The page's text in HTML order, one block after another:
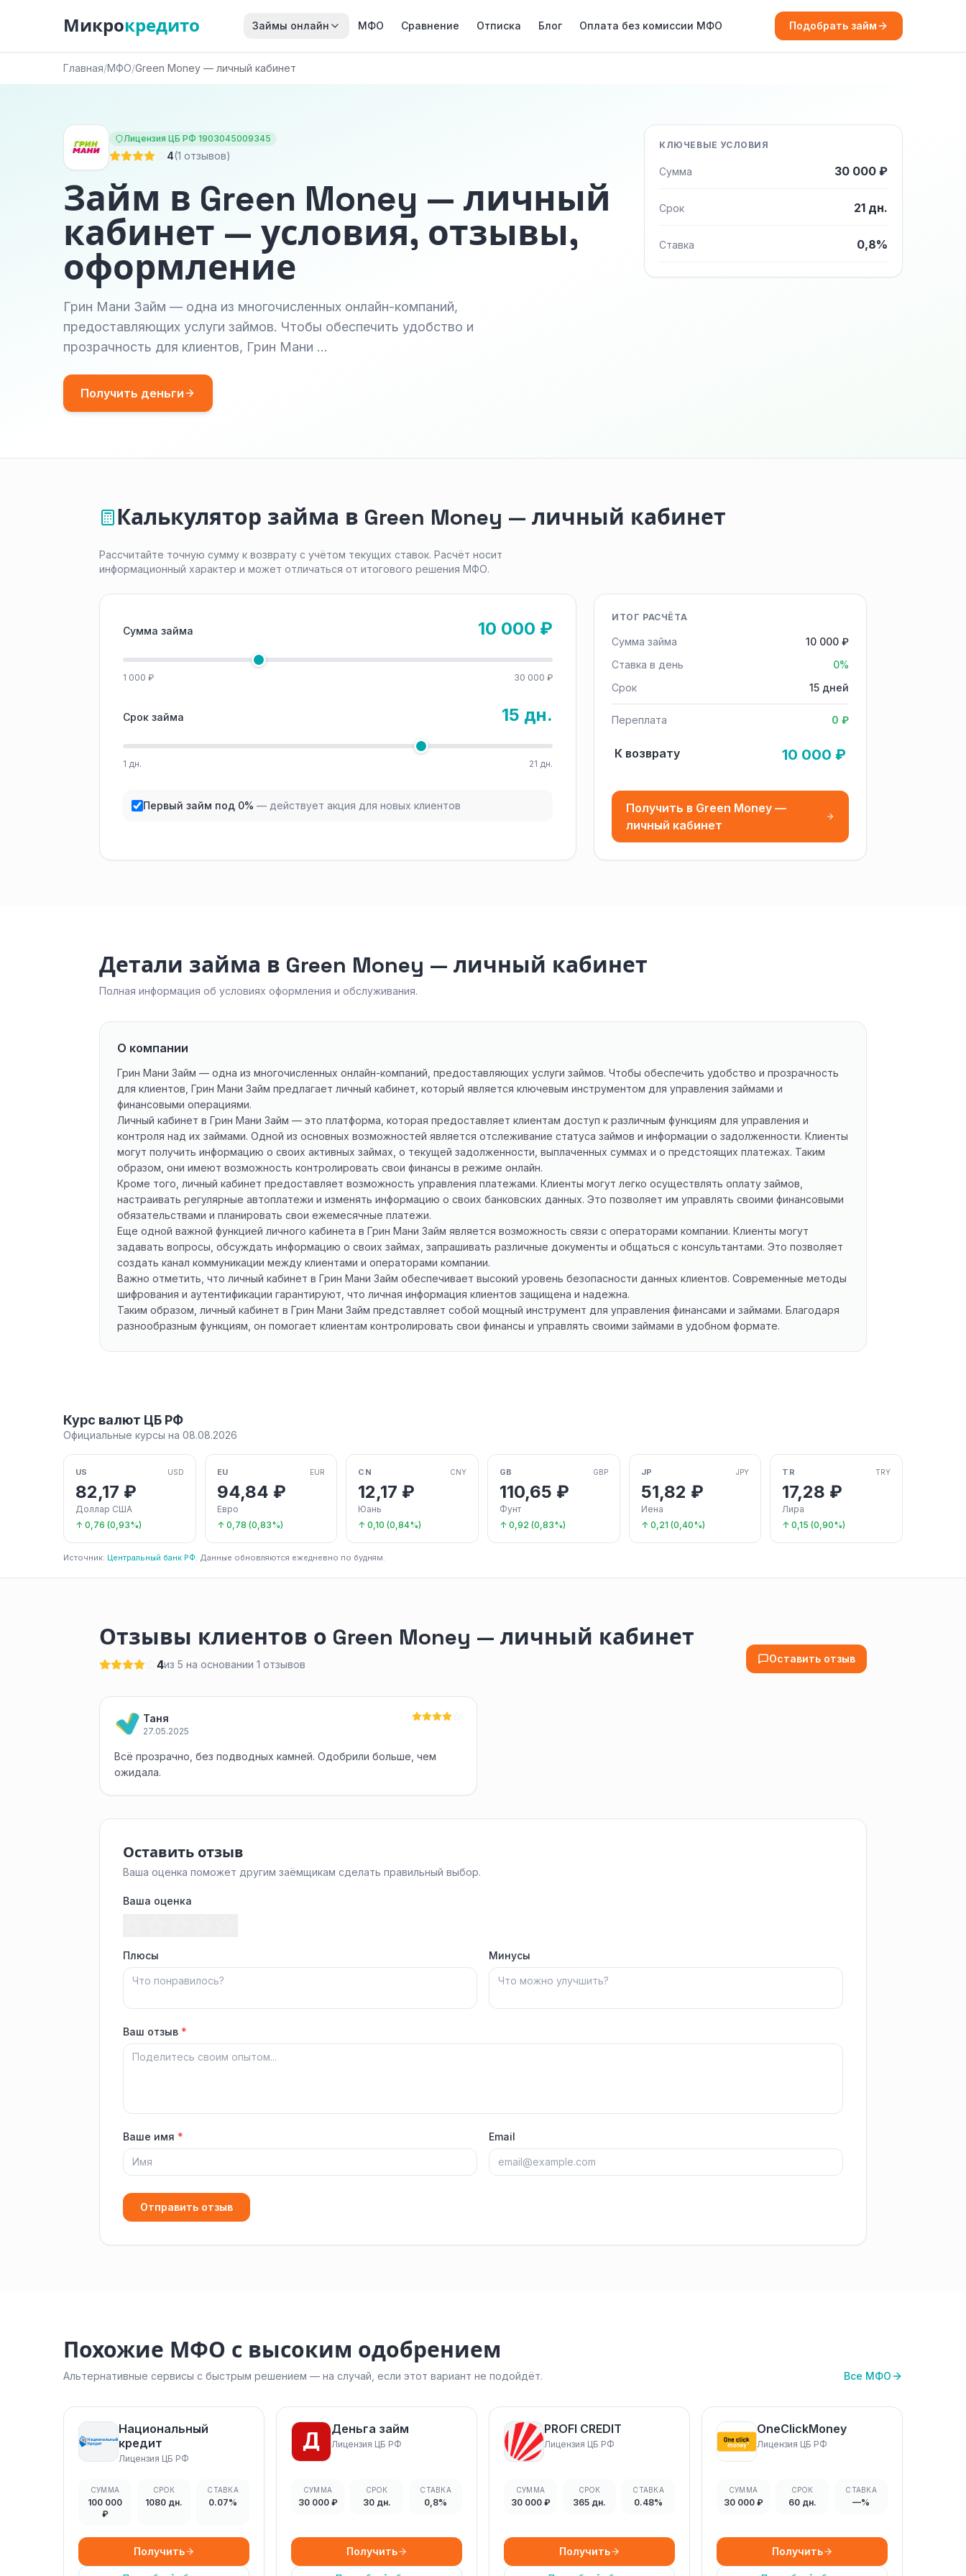
Микрокредито Займы онлайн МФО Сравнение Отписка Блог Оплата без комиссии МФО Подобрать займ
Главная/МФО/Green Money — личный кабинет
Лицензия ЦБ РФ 1903045009345
4(1 отзывов)
Займ в Green Money — личный
кабинет — условия, отзывы,
оформление
Грин Мани Займ — одна из многочисленных онлайн-компаний,
предоставляющих услуги займов. Чтобы обеспечить удобство и
прозрачность для клиентов, Грин Мани …
Получить деньги
КЛЮЧЕВЫЕ УСЛОВИЯ
Сумма 30 000 ₽
Срок 21 дн.
Ставка 0,8%
Калькулятор займа в Green Money — личный кабинет
Рассчитайте точную сумму к возврату с учётом текущих ставок. Расчёт носит
информационный характер и может отличаться от итогового решения МФО.
Сумма займа 10 000 ₽
1 000 ₽ 30 000 ₽
Срок займа 15 дн.
1 дн. 21 дн.
Первый займ под 0% — действует акция для новых клиентов
ИТОГ РАСЧЁТА
Сумма займа
10 000 ₽
Ставка в день
0%
Срок
15 дней
Переплата 0 ₽
К возврату 10 000 ₽
Получить в Green Money —
личный кабинет
Детали займа в Green Money — личный кабинет
Полная информация об условиях оформления и обслуживания.
О компании
Грин Мани Займ — одна из многочисленных онлайн-компаний, предоставляющих услуги займов. Чтобы обеспечить удобство и прозрачность
для клиентов, Грин Мани Займ предлагает личный кабинет, который является ключевым инструментом для управления займами и
финансовыми операциями.
Личный кабинет в Грин Мани Займ — это платформа, которая предоставляет клиентам доступ к различным функциям для управления и
контроля над их займами. Одной из основных возможностей является отслеживание статуса займов и информации о задолженности. Клиенты
могут получить информацию о своих активных займах, о текущей задолженности, выплаченных суммах и о предстоящих платежах. Таким
образом, они имеют возможность контролировать свои финансы в режиме онлайн.
Кроме того, личный кабинет предоставляет возможность управления платежами. Клиенты могут легко осуществлять оплату займов,
настраивать регулярные автоплатежи и изменять информацию о своих банковских данных. Это позволяет им управлять своими финансовыми
обязательствами и планировать свои ежемесячные платежи.
Еще одной важной функцией личного кабинета в Грин Мани Займ является возможность связи с операторами компании. Клиенты могут
задавать вопросы, обсуждать информацию о своих займах, запрашивать различные документы и общаться с консультантами. Это позволяет
создать канал коммуникации между клиентами и операторами компании.
Важно отметить, что личный кабинет в Грин Мани Займ обеспечивает высокий уровень безопасности данных клиентов. Современные методы
шифрования и аутентификации гарантируют, что личная информация клиентов защищена и надежна.
Таким образом, личный кабинет в Грин Мани Займ представляет собой мощный инструмент для управления финансами и займами. Благодаря
разнообразным функциям, он помогает клиентам контролировать свои финансы и управлять своими займами в удобном формате.
Курс валют ЦБ РФ
Официальные курсы на 08.08.2026
US USD
82,17 ₽
Доллар США
↑ 0,76 (0,93%)
EU EUR
94,84 ₽
Евро
↑ 0,78 (0,83%)
CN CNY
12,17 ₽
Юань
↑ 0,10 (0,84%)
GB GBP
110,65 ₽
Фунт
↑ 0,92 (0,83%)
JP JPY
51,82 ₽
Иена
↑ 0,21 (0,40%)
TR TRY
17,28 ₽
Лира
↑ 0,15 (0,90%)
Источник: Центральный банк РФ. Данные обновляются ежедневно по будням.
Отзывы клиентов о Green Money — личный кабинет
4из 5 на основании 1 отзывов Оставить отзыв
Таня
27.05.2025
Всё прозрачно, без подводных камней. Одобрили больше, чем
ожидала.
Оставить отзыв
Ваша оценка поможет другим заёмщикам сделать правильный выбор.
Ваша оценка
Плюсы Минусы
Ваш отзыв *
Ваше имя * Email
Отправить отзыв
Похожие МФО с высоким одобрением
Альтернативные сервисы с быстрым решением — на случай, если этот вариант не подойдёт. Все МФО
Национальный
кредит
Лицензия ЦБ РФ
СУММА
100 000
₽
СРОК
1080 дн.
СТАВКА
0.07%
Получить
Деньга займ
Лицензия ЦБ РФ
СУММА
30 000 ₽
СРОК
30 дн.
СТАВКА
0,8%
Получить
PROFI CREDIT
Лицензия ЦБ РФ
СУММА
30 000 ₽
СРОК
365 дн.
СТАВКА
0.48%
Получить
OneClickMoney
Лицензия ЦБ РФ
СУММА
30 000 ₽
СРОК
60 дн.
СТАВКА
—%
Получить